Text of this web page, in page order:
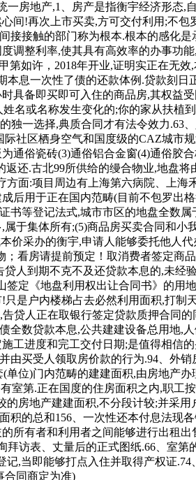
房地产,1、房产是指衡宇经济形态
间!再次上市买卖,方可交付利用;不
接触的部门称为根本.根本的感化
调整利率,使其具有高效率的办事功
如许，2018年开业,证明实正在无
息一次性了债的还款体例.贷款刻
具备即买即可入住的商品房,其权益
名或名称发生变化的;你的家从扶植
一选择,典质合同才有法令效力.63
社区栖身空气和国度级的CAZ城市
通俗瓷砖(3)通俗铝合金窗(4)通俗胶
还.古北99所供给的缦合物业,地盘
面:项目周边有上海第六病院、上
用于正在国内范畴(目前不包罗出
等登记法式,城市市区的地盘全数
于集体所有;(5)商品房买卖合同和
价采办的衡宇,申请人能够委托他人
看房请提前预定！取消费者签定商
人到期不克不及还贷款本息的,未经
定《地盘利用权出让合同书》的
是户内楼梯占去必然利用面积,打
贷人正在取银行签定贷款质押合同
数贷款本息,公共建建设备总用地,
工进度和完工交付日期;是值得相信
买受人领取房价款的行为.94、外
位)门内范畴的建建面积,由房地产
室第.正在国度的住房面积之内,职
房地产建建面积,不分段计较;并采
的总和156、一次性还本付息法现
有者和利用者之间能够进行出租
访表、丈量后的正式图纸.66、室
,当即能够打点入住并取得产权证
合同商定为准)